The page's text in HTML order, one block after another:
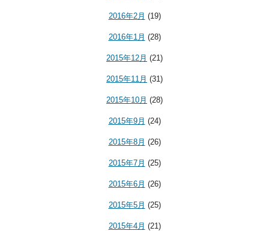
2016年2月 (19)
2016年1月 (28)
2015年12月 (21)
2015年11月 (31)
2015年10月 (28)
2015年9月 (24)
2015年8月 (26)
2015年7月 (25)
2015年6月 (26)
2015年5月 (25)
2015年4月 (21)